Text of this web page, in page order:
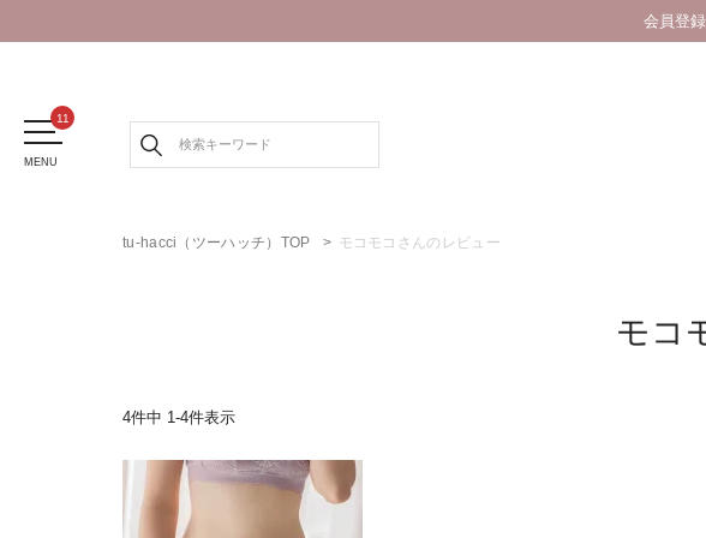
会員登
MENU
tu-hacci（ツーハッチ）TOP モコモコさんのレビュー
モコ
4件中 1-4件表示